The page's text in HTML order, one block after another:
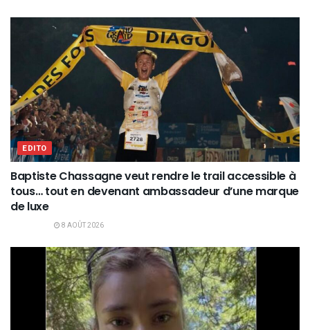
EDITO
Baptiste Chassagne veut rendre le trail accessible à
tous… tout en devenant ambassadeur d’une marque
de luxe
8 AOÛT 2026